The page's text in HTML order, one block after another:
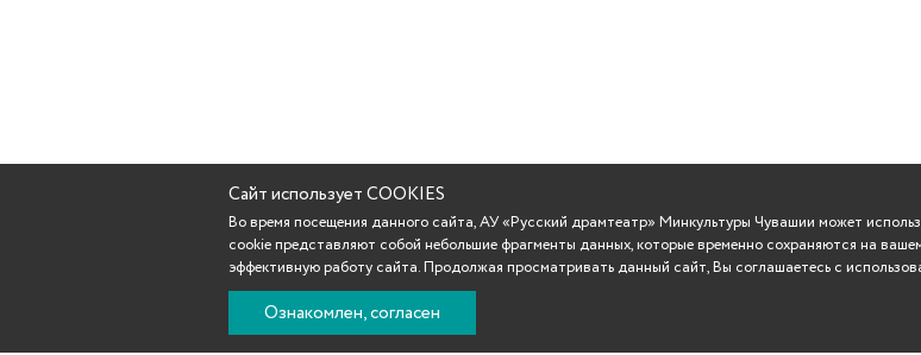
Сайт использует COOKIES
Во время посещения данного сайта, АУ «Русский драмтеатр» Минкультуры Чувашии может
cookie представляют собой небольшие фрагменты данных, которые временно сохраняются на
эффективную работу сайта. Продолжая просматривать данный сайт, Вы соглашаетесь с
Ознакомлен, согласен